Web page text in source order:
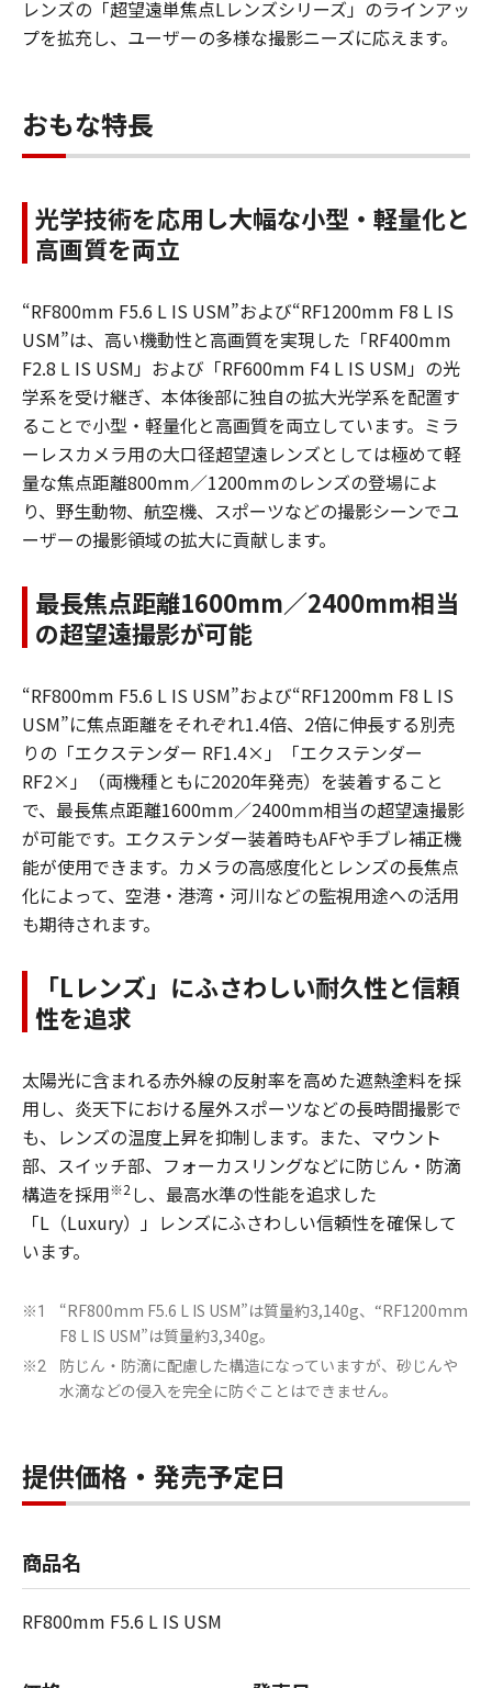
レンズの「超望遠単焦点Lレンズシリーズ」のラインアッ
プを拡充し、ユーザーの多様な撮影ニーズに応えます。
おもな特長
光学技術を応用し大幅な小型・軽量化と
高画質を両立
“RF800mm F5.6 L IS USM”および“RF1200mm F8 L IS
USM”は、高い機動性と高画質を実現した「RF400mm
F2.8 L IS USM」および「RF600mm F4 L IS USM」の光
学系を受け継ぎ、本体後部に独自の拡大光学系を配置す
ることで小型・軽量化と高画質を両立しています。ミラ
ーレスカメラ用の大口径超望遠レンズとしては極めて軽
量な焦点距離800mm／1200mmのレンズの登場によ
り、野生動物、航空機、スポーツなどの撮影シーンでユ
ーザーの撮影領域の拡大に貢献します。
最長焦点距離1600mm／2400mm相当
の超望遠撮影が可能
“RF800mm F5.6 L IS USM”および“RF1200mm F8 L IS
USM”に焦点距離をそれぞれ1.4倍、2倍に伸長する別売
りの「エクステンダー RF1.4×」「エクステンダー
RF2×」（両機種ともに2020年発売）を装着すること
で、最長焦点距離1600mm／2400mm相当の超望遠撮影
が可能です。エクステンダー装着時もAFや手ブレ補正機
能が使用できます。カメラの高感度化とレンズの長焦点
化によって、空港・港湾・河川などの監視用途への活用
も期待されます。
「Lレンズ」にふさわしい耐久性と信頼
性を追求
太陽光に含まれる赤外線の反射率を高めた遮熱塗料を採
用し、炎天下における屋外スポーツなどの長時間撮影で
も、レンズの温度上昇を抑制します。また、マウント
部、スイッチ部、フォーカスリングなどに防じん・防滴
構造を採用※2 し、最高水準の性能を追求した
「L（Luxury）」レンズにふさわしい信頼性を確保して
います。
※1
“RF800mm F5.6 L IS USM”は質量約3,140g、“RF1200mm
F8 L IS USM”は質量約3,340g。
※2
防じん・防滴に配慮した構造になっていますが、砂じんや
水滴などの侵入を完全に防ぐことはできません。
提供価格・発売予定日
商品名
RF800mm F5.6 L IS USM